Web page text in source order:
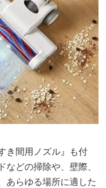
き間用ノズル』も付
などの掃除や、壁際、
あらゆる場所に適した